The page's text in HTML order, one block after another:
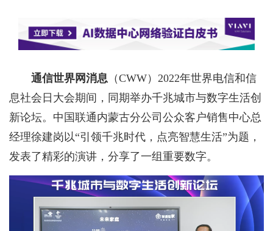
通信世界网消息 （CWW） 2022年世界电信和信
息社会日大会期间，同期举办千兆城市与数字生活创
新论坛。中国联通内蒙古分公司公众客户销售中心总
经理徐建岗以“引领千兆时代，点亮智慧生活”为题，
发表了精彩的演讲，分享了一组重要数字。